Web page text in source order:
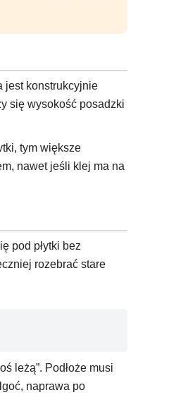
jest konstrukcyjnie
się wysokość posadzki
tym większe
nawet jeśli klej ma na
pod płytki bez
rozebrać stare
leżą”. Podłoże musi
naprawa po